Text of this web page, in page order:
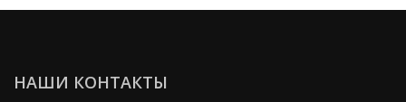
НАШИ КОНТАКТЫ